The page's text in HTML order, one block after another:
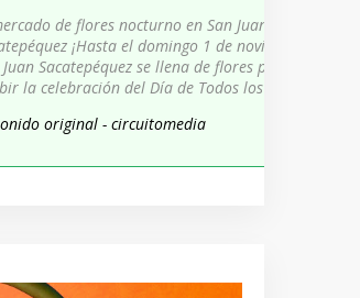
de flores nocturno en San Juan
¡Hasta el domingo 1 de noviembre,
Sacatepéquez se llena de flores para
la celebración del Día de Todos los Santos!
original - circuitomedia